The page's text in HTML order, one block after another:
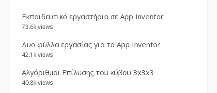
Εκπαιδευτικό εργαστήριο σε App Inventor
73.6k views
Δυο φύλλα εργασίας για το App Inventor
42.1k views
Αλγόριθμοι Επίλυσης του κύβου 3x3x3
40.8k views